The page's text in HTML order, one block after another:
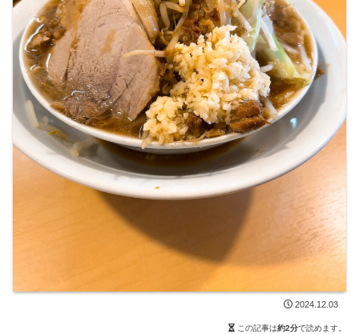
2024.12.03
この記事は約2分で読めます。